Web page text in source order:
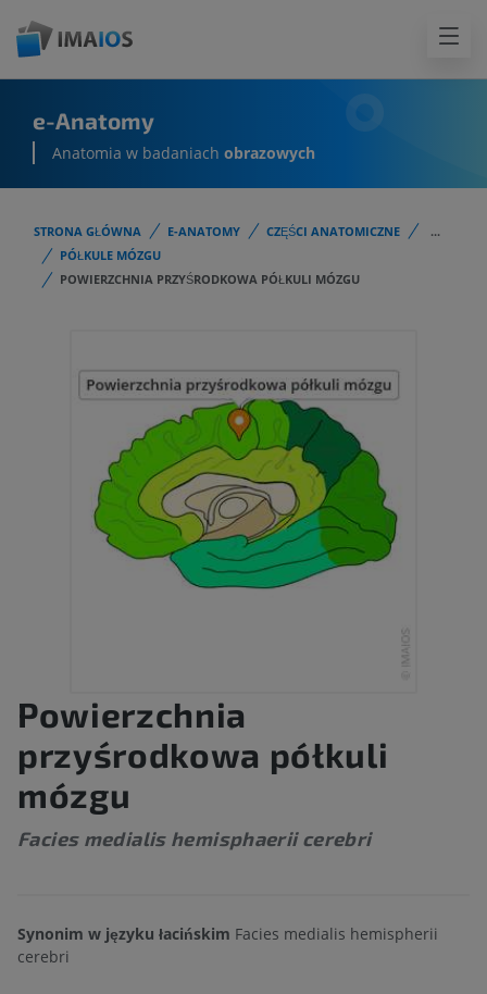
e-Anatomy
Anatomia w badaniach obrazowych
STRONA GŁÓWNA E-ANATOMY CZĘŚCI ANATOMICZNE
...
PÓŁKULE MÓZGU
POWIERZCHNIA PRZYŚRODKOWA PÓŁKULI MÓZGU
Powierzchnia
przyśrodkowa półkuli
mózgu
Facies medialis hemisphaerii cerebri
Synonim w języku łacińskim Facies medialis hemispherii
cerebri